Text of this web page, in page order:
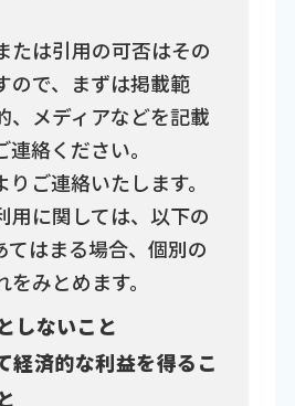
たは引用の可否はその
ので、まずは掲載範
、メディアなどを記載
絡ください。
ご連絡いたします。
用に関しては、以下の
てはまる場合、個別の
みとめます。
しないこと
経済的な利益を得るこ